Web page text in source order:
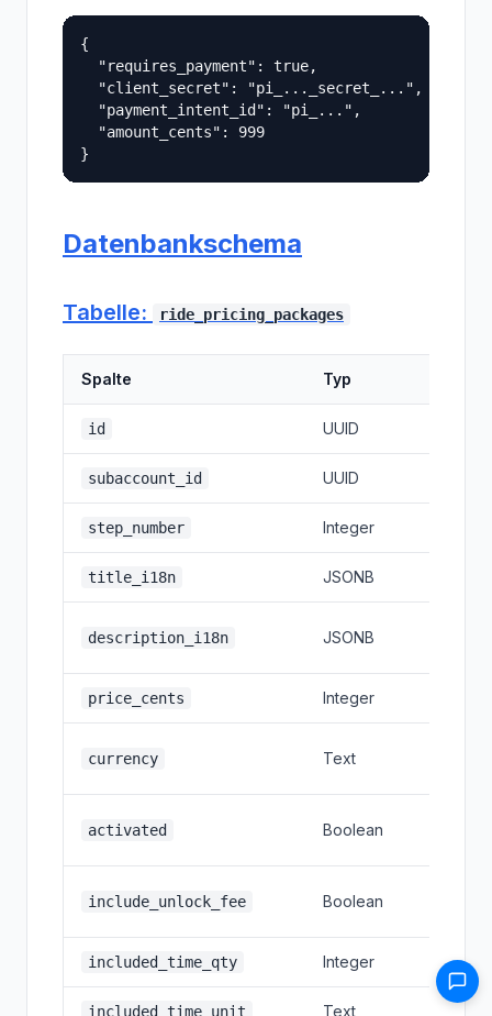
{
  "requires_payment": true,
  "client_secret": "pi_..._secret_...",
  "payment_intent_id": "pi_...",
  "amount_cents": 999
Datenbankschema
Tabelle: ride_pricing_packages
Spalte Typ
id UUID
subaccount_id UUID
step_number Integer
title_i18n JSONB
description_i18n JSONB
price_cents Integer
currency Text
activated Boolean
include_unlock_fee Boolean
included_time_qty Integer
included_time_unit Text